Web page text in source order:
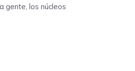
gente, los núcleos